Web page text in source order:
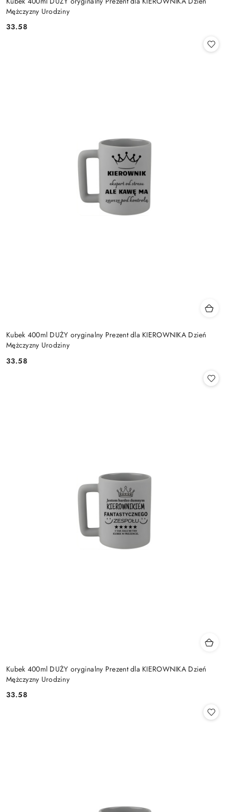
Mężczyzny Urodziny
Cena:
33.58
Kubek 400ml DUŻY oryginalny Prezent dla KIEROWNIKA Dzień
Mężczyzny Urodziny
Cena:
33.58
Kubek 400ml DUŻY oryginalny Prezent dla KIEROWNIKA Dzień
Mężczyzny Urodziny
Cena:
33.58